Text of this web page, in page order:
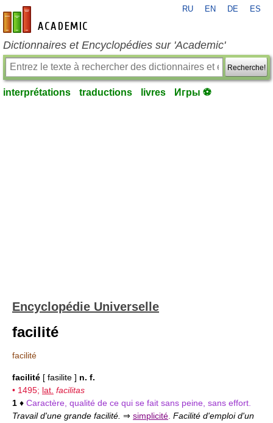
fr-academic.com
RU EN DE ES
Dictionnaires et Encyclopédies sur 'Academic'
Recherche!
interprétations traductions livres Игры ⚽
Encyclopédie Universelle
facilité
facilité
facilité [ fasilite ] n. f.
• 1495; lat. facilitas
1 ♦ Caractère, qualité de ce qui se fait sans peine, sans effort.
Travail d'une grande facilité. ⇒ simplicité Facilité d'emploi d'un